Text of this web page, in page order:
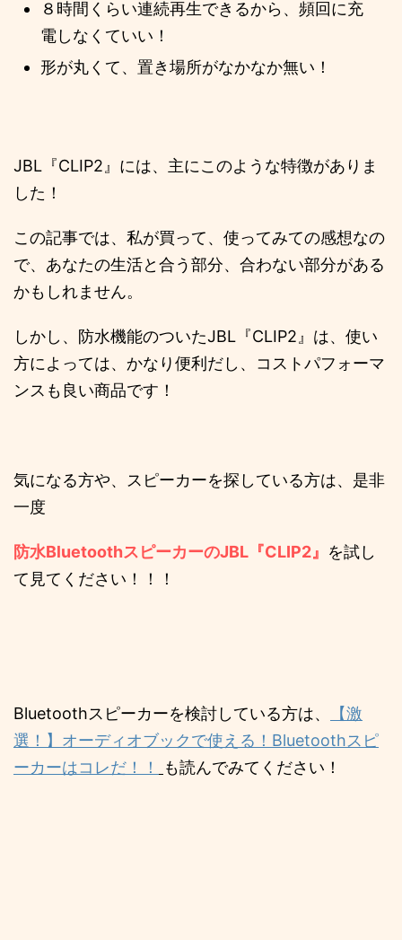
８時間くらい連続再生できるから、頻回に充
電しなくていい！
形が丸くて、置き場所がなかなか無い！
JBL『CLIP2』には、主にこのような特徴がありま
した！
この記事では、私が買って、使ってみての感想なの
で、あなたの生活と合う部分、合わない部分がある
かもしれません。
しかし、防水機能のついたJBL『CLIP2』は、使い
方によっては、かなり便利だし、コストパフォーマ
ンスも良い商品です！
気になる方や、スピーカーを探している方は、是非
一度
防水BluetoothスピーカーのJBL『CLIP2』 を試し
て見てください！！！
Bluetoothスピーカーを検討している方は、
【激
選！】オーディオブックで使える！Bluetoothスピ
ーカーはコレだ！！
も読んでみてください！